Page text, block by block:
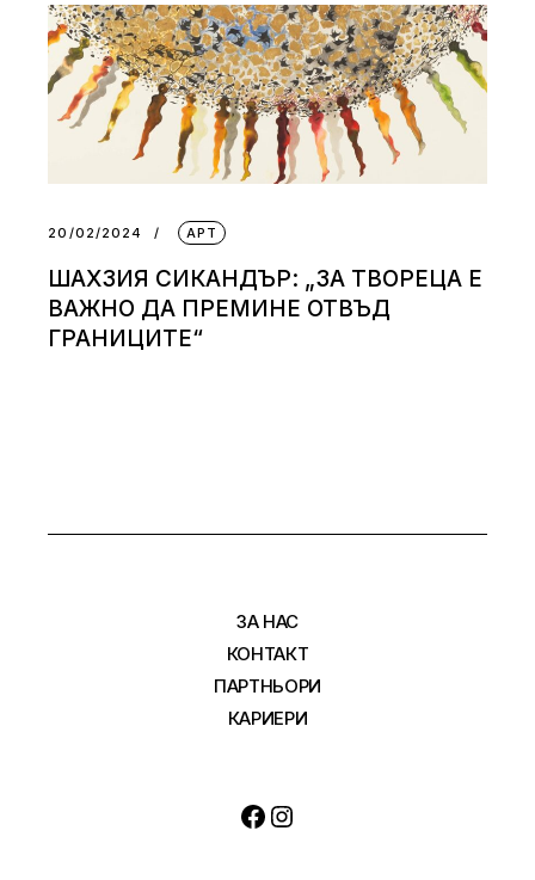
20/02/2024 АРТ
ШАХЗИЯ СИКАНДЪР: „ЗА ТВОРЕЦА Е
ВАЖНО ДА ПРЕМИНЕ ОТВЪД
ГРАНИЦИТЕ“
ЗА НАС
КОНТАКТ
ПАРТНЬОРИ
КАРИЕРИ